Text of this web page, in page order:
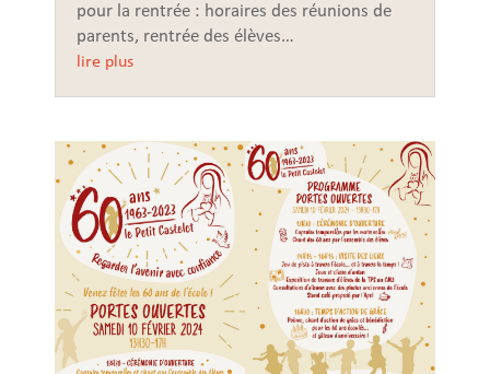
pour la rentrée : horaires des réunions de
parents, rentrée des élèves…
lire plus